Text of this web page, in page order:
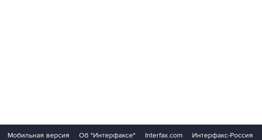
Мобильная версия Об "Интерфаксе" Interfax.com Интерфакс-Россия